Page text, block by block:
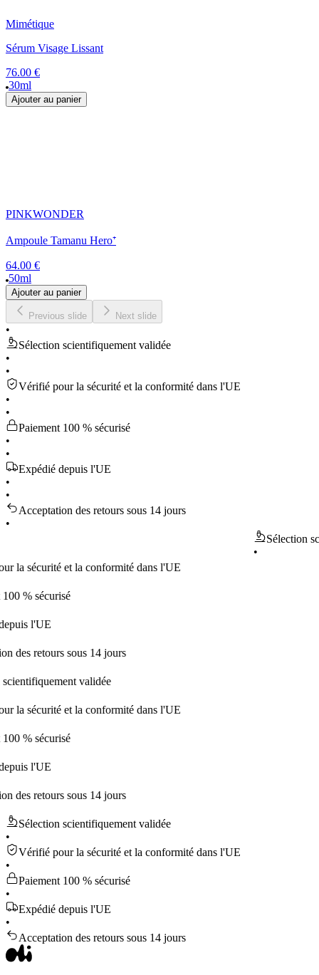
Mimétique
Sérum Visage Lissant
76.00 €
30ml
Ajouter au panier
PINKWONDER
Ampoule Tamanu Hero⁺
64.00 €
50ml
Ajouter au panier
Previous slide Next slide
•
Sélection scientifiquement validée
•
•
Vérifié pour la sécurité et la conformité dans l'UE
•
•
Paiement 100 % sécurisé
•
•
Expédié depuis l'UE
•
•
Acceptation des retours sous 14 jours
•
Sélection
et la conformité dans l'UE
sécurisé
l'UE
sous 14 jours
validée
et la conformité dans l'UE
sécurisé
l'UE
sous 14 jours
Sélection scientifiquement validée
•
Vérifié pour la sécurité et la conformité dans l'UE
•
Paiement 100 % sécurisé
•
Expédié depuis l'UE
•
Acceptation des retours sous 14 jours